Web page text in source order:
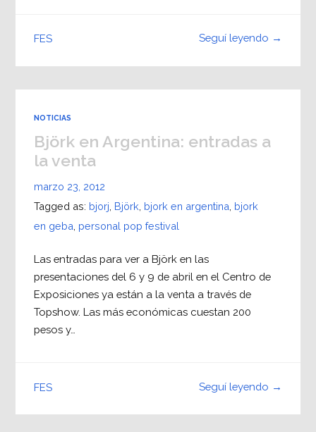
Seguí leyendo →
FES
NOTICIAS
Björk en Argentina: entradas a
la venta
marzo 23, 2012
Tagged as: bjorj Björk bjork en argentina bjork
en geba personal pop festival
Las entradas para ver a Björk en las
presentaciones del 6 y 9 de abril en el Centro de
Exposiciones ya están a la venta a través de
Topshow. Las más económicas cuestan 200
pesos y…
Seguí leyendo →
FES